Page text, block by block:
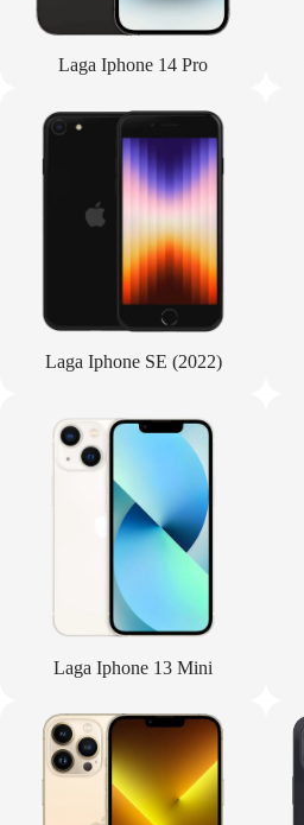
Laga Iphone 14 Pro
Laga Iphone SE (2022)
Laga Iphone 13 Mini